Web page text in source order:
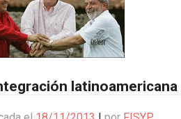
latinoamericana